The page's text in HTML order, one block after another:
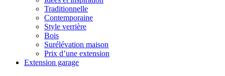
Traditionnelle
Contemporaine
Style verrière
Bois
Surélévation maison
Prix d’une extension
Extension garage